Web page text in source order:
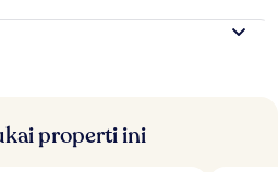
properti ini